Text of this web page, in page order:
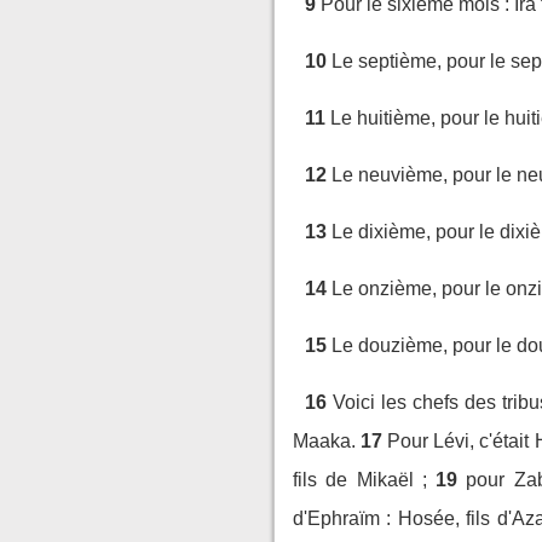
9 Pour le sixième mois :
10 Le septième, pour le
11 Le huitième, pour le
12 Le neuvième, pour le
13 Le dixième, pour le
14 Le onzième, pour le
15 Le douzième, pour le
16 Voici les chefs des
Maaka. 17 Pour Lévi, c'était
fils de Mikaël ; 19 pour
d'Ephraïm : Hosée, fils